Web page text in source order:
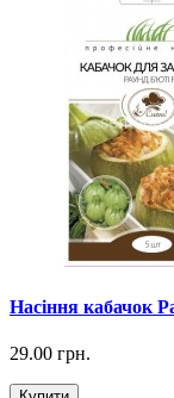
Насіння кабачок
29.00 грн.